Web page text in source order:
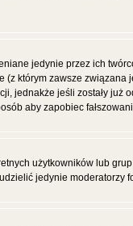
jedynie przez ich
którym zawsze związana
jednakże jeśli zostały już
aby zapobiec
użytkowników lub
jedynie moderatorzy